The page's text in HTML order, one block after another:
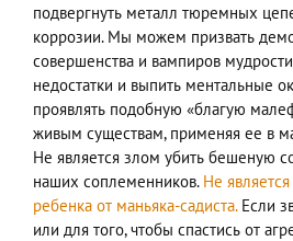
подвергнуть металл тюремных
коррозии. Мы можем призвать
совершенства и вампиров
недостатки и выпить ментальные
проявлять подобную «благую
живым существам, применяя ее в
Не является злом убить бешеную
наших соплеменников. Не
ребенка от маньяка-садиста. Если
или для того, чтобы спастись от